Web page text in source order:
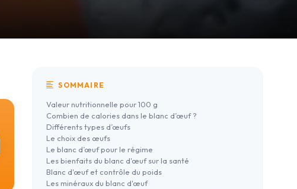
SOMMAIRE
Valeur nutritionnelle pour 100 g
Combien de calories dans le blanc d’œuf ?
Différents types d’œufs
Le choix des œufs
Le blanc d’œuf pour le régime
Les bienfaits du blanc d'œuf sur la santé
Blanc d'œuf et contrôle du poids
Les minéraux du blanc d'œuf